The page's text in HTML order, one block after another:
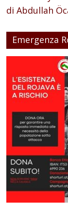
di Abdullah
Emergenza